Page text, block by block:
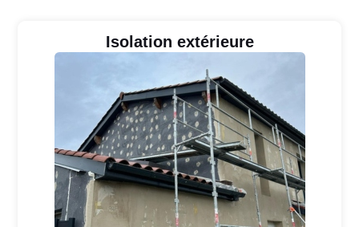
Isolation extérieure